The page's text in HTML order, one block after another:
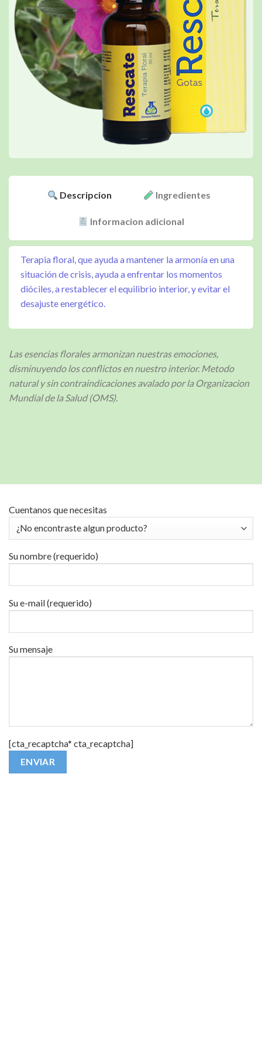
Descripcion Ingredientes
Informacion adicional
Terapia floral, que ayuda a mantener la armonía en una
situación de crisis, ayuda a enfrentar los momentos
dióciles, a restablecer el equilibrio interior, y evitar el
desajuste energético.
Las esencias florales armonizan nuestras emociones,
disminuyendo los conflictos en nuestro interior. Metodo
natural y sin contraindicaciones avalado por la Organizacion
Mundial de la Salud (OMS).
Cuentanos que necesitas
Su nombre (requerido)
Su e-mail (requerido)
Su mensaje
[cta_recaptcha* cta_recaptcha]